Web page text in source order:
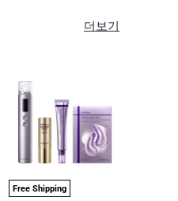
더보기
Free Shipping